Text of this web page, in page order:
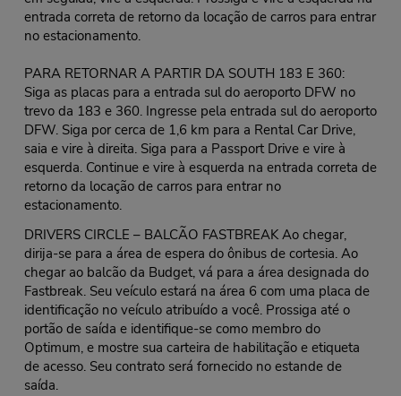
entrada correta de retorno da locação de carros para entrar
no estacionamento.
PARA RETORNAR A PARTIR DA SOUTH 183 E 360:
Siga as placas para a entrada sul do aeroporto DFW no
trevo da 183 e 360. Ingresse pela entrada sul do aeroporto
DFW. Siga por cerca de 1,6 km para a Rental Car Drive,
saia e vire à direita. Siga para a Passport Drive e vire à
esquerda. Continue e vire à esquerda na entrada correta de
retorno da locação de carros para entrar no
estacionamento.
DRIVERS CIRCLE – BALCÃO FASTBREAK Ao chegar,
dirija-se para a área de espera do ônibus de cortesia. Ao
chegar ao balcão da Budget, vá para a área designada do
Fastbreak. Seu veículo estará na área 6 com uma placa de
identificação no veículo atribuído a você. Prossiga até o
portão de saída e identifique-se como membro do
Optimum, e mostre sua carteira de habilitação e etiqueta
de acesso. Seu contrato será fornecido no estande de
saída.